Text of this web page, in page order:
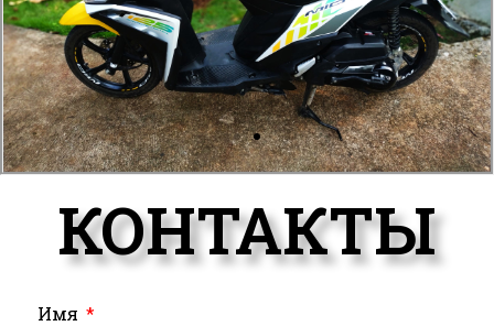
КОНТАКТЫ
Имя